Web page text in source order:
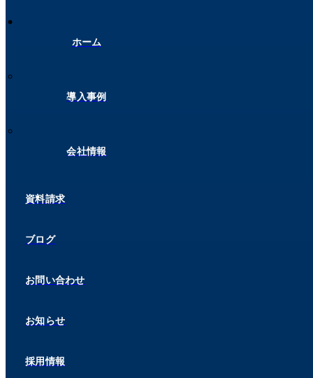
ホーム
導入事例
会社情報
資料請求
ブログ
お問い合わせ
お知らせ
採用情報